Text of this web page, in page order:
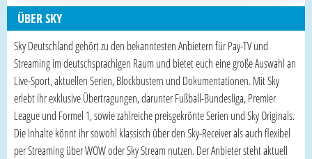
ÜBER SKY
Sky Deutschland gehört zu den bekanntesten Anbietern für Pay-TV und
Streaming im deutschsprachigen Raum und bietet euch eine große Auswahl an
Live-Sport, aktuellen Serien, Blockbustern und Dokumentationen. Mit Sky
erlebt ihr exklusive Übertragungen, darunter Fußball-Bundesliga, Premier
League und Formel 1, sowie zahlreiche preisgekrönte Serien und Sky Originals.
Die Inhalte könnt ihr sowohl klassisch über den Sky-Receiver als auch flexibel
per Streaming über WOW oder Sky Stream nutzen. Der Anbieter steht aktuell